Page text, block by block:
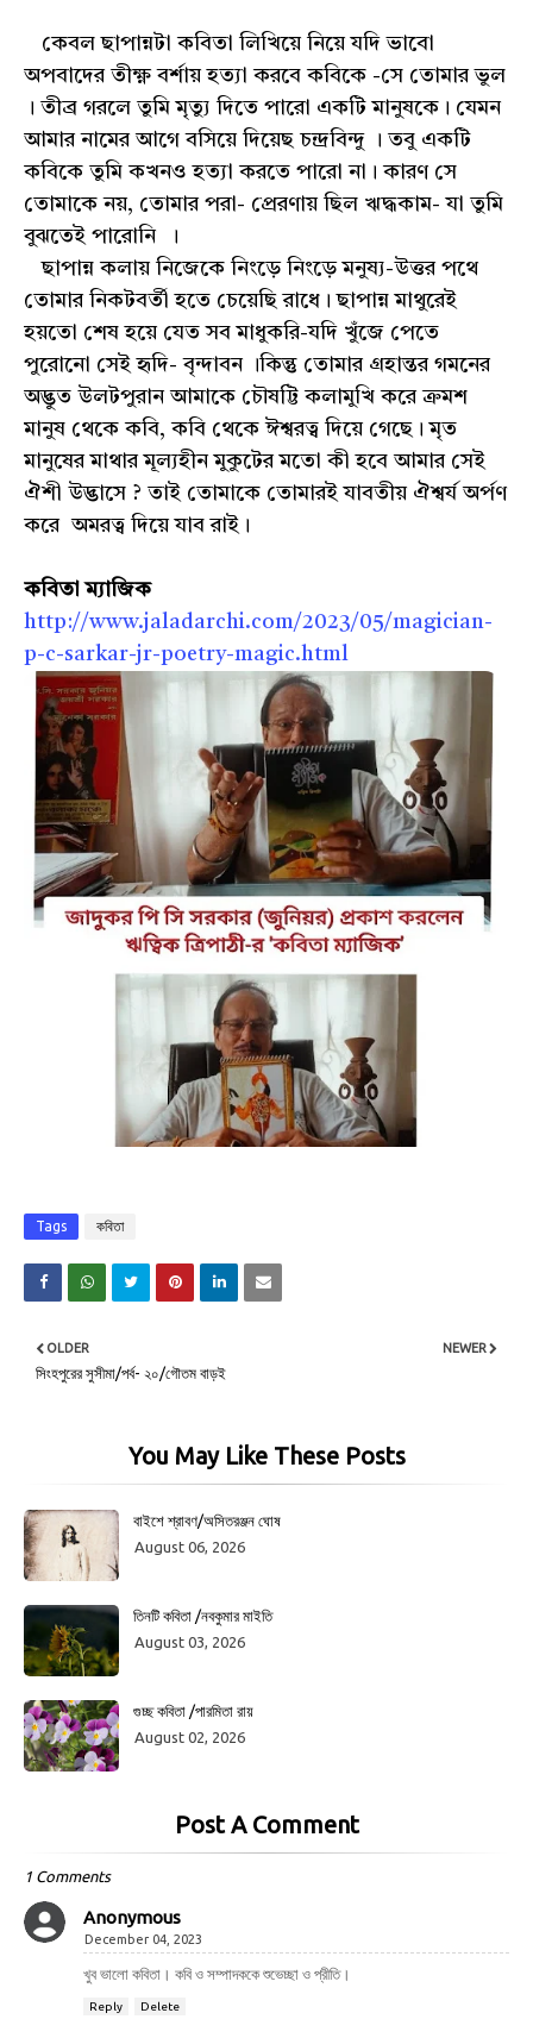
কেবল ছাপান্নটা কবিতা লিখিয়ে নিয়ে যদি ভাবো
অপবাদের তীক্ষ্ণ বর্শায় হত্যা করবে কবিকে -সে তোমার ভুল
। তীব্র গরলে তুমি মৃত্যু দিতে পারো একটি মানুষকে। যেমন
আমার নামের আগে বসিয়ে দিয়েছ চন্দ্রবিন্দু । তবু একটি
কবিকে তুমি কখনও হত্যা করতে পারো না। কারণ সে
তোমাকে নয়, তোমার পরা- প্রেরণায় ছিল ঋদ্ধকাম- যা তুমি
বুঝতেই পারোনি ।
ছাপান্ন কলায় নিজেকে নিংড়ে নিংড়ে মনুষ্য-উত্তর পথে
তোমার নিকটবর্তী হতে চেয়েছি রাধে। ছাপান্ন মাথুরেই
হয়তো শেষ হয়ে যেত সব মাধুকরি-যদি খুঁজে পেতে
পুরোনো সেই হৃদি- বৃন্দাবন ।কিন্তু তোমার গ্রহান্তর গমনের
অদ্ভুত উলটপুরান আমাকে চৌষট্টি কলামুখি করে ক্রমশ
মানুষ থেকে কবি, কবি থেকে ঈশ্বরত্ব দিয়ে গেছে। মৃত
মানুষের মাথার মূল্যহীন মুকুটের মতো কী হবে আমার সেই
ঐশী উদ্ভাসে ? তাই তোমাকে তোমারই যাবতীয় ঐশ্বর্য অর্পণ
করে অমরত্ব দিয়ে যাব রাই।
কবিতা ম্যাজিক
http://www.jaladarchi.com/2023/05/magician-
p-c-sarkar-jr-poetry-magic.html
Tags কবিতা
NEWER
OLDER
সিংহপুরের সুসীমা/পর্ব- ২০/গৌতম বাড়ই
You May Like These Posts
বাইশে শ্রাবণ/অসিতরঞ্জন ঘোষ
August 06, 2026
তিনটি কবিতা /নবকুমার মাইতি
August 03, 2026
গুচ্ছ কবিতা /পারমিতা রায়
August 02, 2026
Post A Comment
1 Comments
Anonymous
December 04, 2023
খুব ভালো কবিতা। কবি ও সম্পাদককে শুভেচ্ছা ও প্রীতি।
Reply Delete